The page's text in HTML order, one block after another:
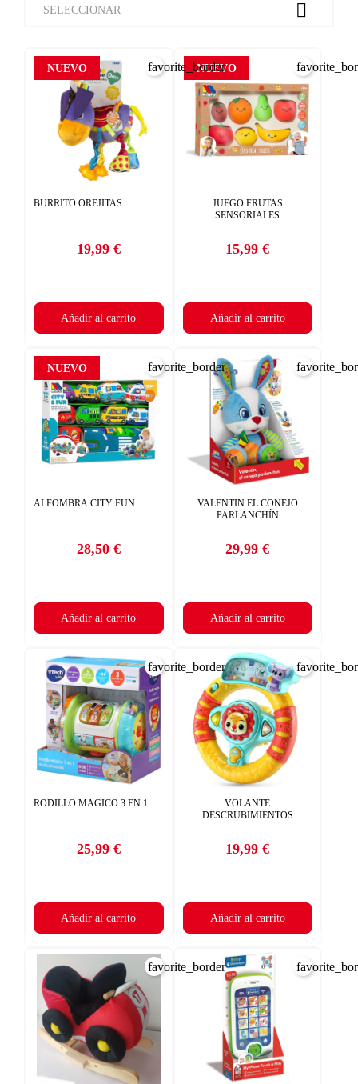
SELECCIONAR 
BURRITO OREJITAS
Precio
19,99 €
NUEVO
Añadir al carrito
favorite_border
JUEGO FRUTAS
SENSORIALES
Precio
15,99 €
NUEVO
Añadir al carrito
ALFOMBRA CITY FUN
Precio
28,50 €
NUEVO
Añadir al carrito
favorite_border
VALENTÍN EL CONEJO
PARLANCHÍN
Precio
29,99 €
Añadir al carrito
RODILLO MÁGICO 3 EN 1
Precio
25,99 €
Añadir al carrito
favorite_border
VOLANTE
DESCRUBIMIENTOS
Precio
19,99 €
Añadir al carrito
favorite_border